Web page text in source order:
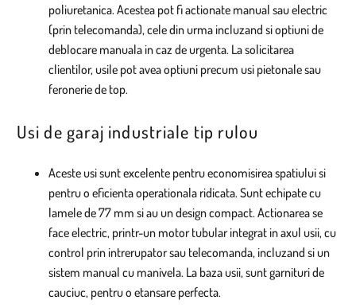
poliuretanica. Acestea pot fi actionate manual sau electric
(prin telecomanda), cele din urma incluzand si optiuni de
deblocare manuala in caz de urgenta. La solicitarea
clientilor, usile pot avea optiuni precum usi pietonale sau
feronerie de top.
Usi de garaj industriale tip rulou
Aceste usi sunt excelente pentru economisirea spatiului si
pentru o eficienta operationala ridicata. Sunt echipate cu
lamele de 77 mm si au un design compact. Actionarea se
face electric, printr-un motor tubular integrat in axul usii, cu
control prin intrerupator sau telecomanda, incluzand si un
sistem manual cu manivela. La baza usii, sunt garnituri de
cauciuc, pentru o etansare perfecta.